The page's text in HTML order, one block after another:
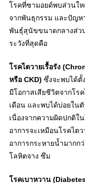
โรคที่ซามอยด์พบส่วนใ
จากพันธุกรรม และปัญห
พันธุ์สุนัขขนาดกลางส่ว
ระวังที่สุดคือ
โรคไตวายเรื้อรัง
หรือ CKD) ซึ่งจะพบได้ตั้
มีโอกาสเสียชีวิตจากโร
เดือน และพบได้บ่อยในตั
เนื่องจากความผิดปกติใ
อาการจะเหมือนโรคไต
อาการกระหายน้ำมากก
โลหิตจาง ซึม
โรคเบาหวาน